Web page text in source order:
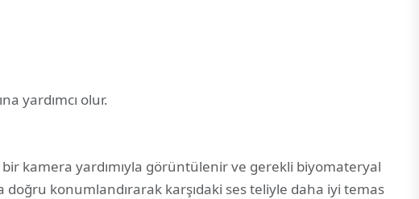
yardımcı olur.
kamera yardımıyla görüntülenir ve gerekli biyomateryal
konumlandırarak karşıdaki ses teliyle daha iyi temas